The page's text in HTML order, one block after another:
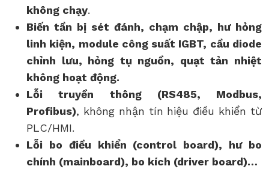
không chạy.
Biến tần bị sét đánh, chạm chập, hư hỏng
linh kiện, module công suất IGBT, cầu diode
chỉnh lưu, hỏng tụ nguồn, quạt tản nhiệt
không hoạt động.
Lỗi truyền thông (RS485, Modbus,
Profibus), không nhận tín hiệu điều khiển từ
PLC/HMI.
Lỗi bo điều khiển (control board), hư bo
chính (mainboard), bo kích (driver board)…